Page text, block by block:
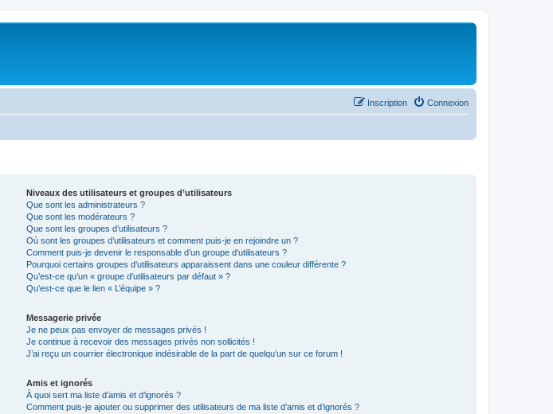
Connexion
Inscription
Niveaux des utilisateurs et groupes d’utilisateurs
Que sont les administrateurs ?
Que sont les modérateurs ?
Que sont les groupes d’utilisateurs ?
Où sont les groupes d’utilisateurs et comment puis-je en rejoindre un ?
Comment puis-je devenir le responsable d’un groupe d’utilisateurs ?
Pourquoi certains groupes d’utilisateurs apparaissent dans une couleur différente ?
Qu’est-ce qu’un « groupe d’utilisateurs par défaut » ?
Qu’est-ce que le lien « L’équipe » ?
Messagerie privée
Je ne peux pas envoyer de messages privés !
Je continue à recevoir des messages privés non sollicités !
J’ai reçu un courrier électronique indésirable de la part de quelqu’un sur ce forum !
Amis et ignorés
À quoi sert ma liste d’amis et d’ignorés ?
Comment puis-je ajouter ou supprimer des utilisateurs de ma liste d’amis et d’ignorés ?